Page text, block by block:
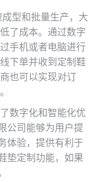
型和批量生产，大
了成本。通过数字
手机或者电脑进行
下单并收到定制鞋
也可以实现对订
数字化和智能化优
公司能够为用户提
体验，提供有利于
垫定制功能，如果